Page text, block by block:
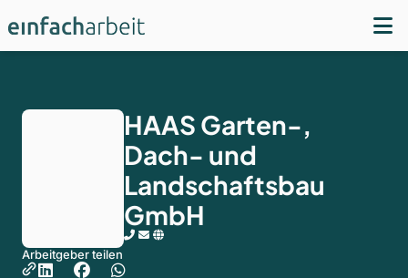
HAAS Garten-,
Dach- und
Landschaftsbau
GmbH
Arbeitgeber teilen